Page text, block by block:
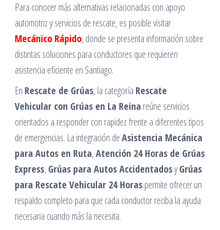
Para conocer más alternativas relacionadas con apoyo
automotriz y servicios de rescate, es posible visitar
Mecánico Rápido, donde se presenta información sobre
distintas soluciones para conductores que requieren
asistencia eficiente en Santiago.
En Rescate de Grúas, la categoría Rescate
Vehicular con Grúas en La Reina reúne servicios
orientados a responder con rapidez frente a diferentes tipos
de emergencias. La integración deAsistencia Mecánica
para Autos en Ruta,Atención 24 Horas de Grúas
Express, Grúas para Autos AccidentadosyGrúas
para Rescate Vehicular 24 Horaspermite ofrecer un
respaldo completo para que cada conductor reciba la ayuda
necesaria cuando más la necesita.